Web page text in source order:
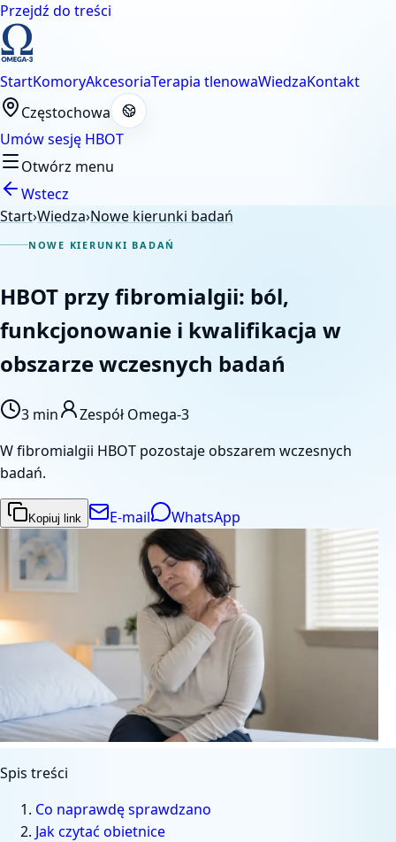
Przejdź do treści
StartKomoryAkcesoriaTerapia tlenowaWiedzaKontakt
Częstochowa
Umów sesję HBOT
Otwórz menu
Wstecz
Start›Wiedza›Nowe kierunki badań
NOWE KIERUNKI BADAŃ
HBOT przy fibromialgii: ból,
funkcjonowanie i kwalifikacja w
obszarze wczesnych badań
3 min
Zespół Omega-3
W fibromialgii HBOT pozostaje obszarem wczesnych
badań.
Kopiuj link E-mail WhatsApp
Spis treści
Co naprawdę sprawdzano
Jak czytać obietnice